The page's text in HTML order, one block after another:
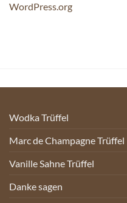
WordPress.org
Wodka Trüffel
Marc de Champagne Trüffel
Vanille Sahne Trüffel
Danke sagen